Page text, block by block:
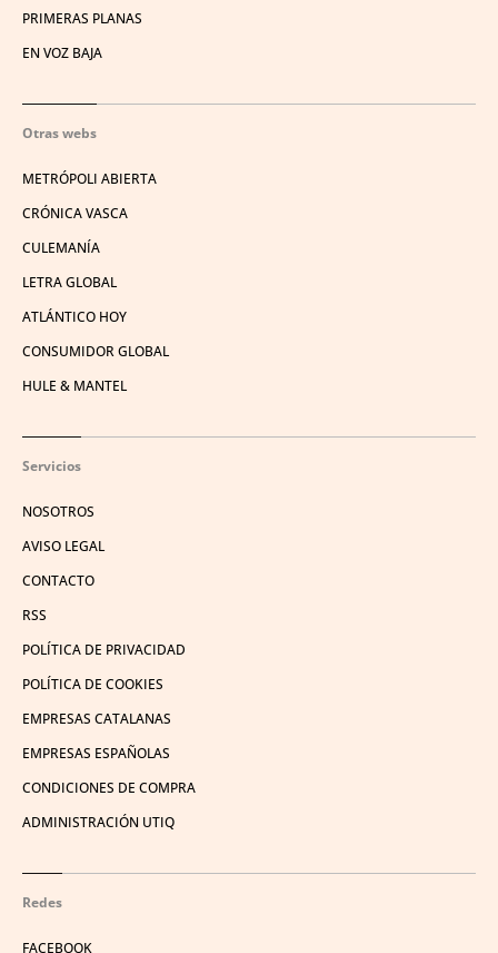
PRIMERAS PLANAS
EN VOZ BAJA
Otras webs
METRÓPOLI ABIERTA
CRÓNICA VASCA
CULEMANÍA
LETRA GLOBAL
ATLÁNTICO HOY
CONSUMIDOR GLOBAL
HULE & MANTEL
Servicios
NOSOTROS
AVISO LEGAL
CONTACTO
RSS
POLÍTICA DE PRIVACIDAD
POLÍTICA DE COOKIES
EMPRESAS CATALANAS
EMPRESAS ESPAÑOLAS
CONDICIONES DE COMPRA
ADMINISTRACIÓN UTIQ
Redes
FACEBOOK